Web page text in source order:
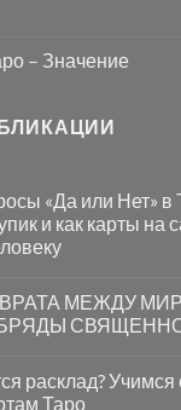
– Значение
«Да или Нет» в
и как карты на
МЕЖДУ
расклад?
Таро